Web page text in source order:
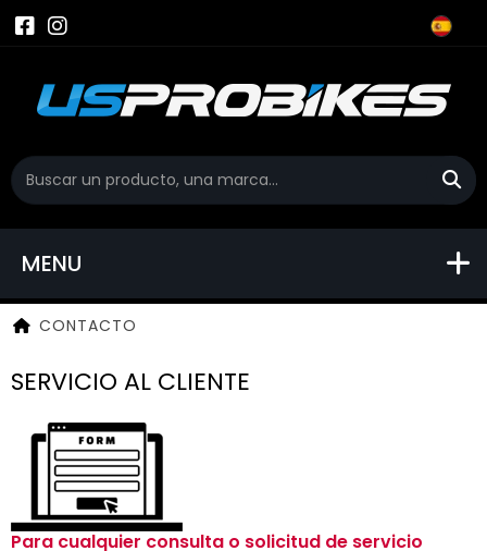
MENU
CONTACTO
SERVICIO AL CLIENTE
Para cualquier consulta o solicitud de servicio